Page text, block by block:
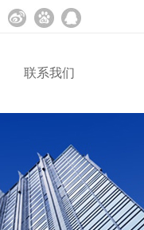
联系我们